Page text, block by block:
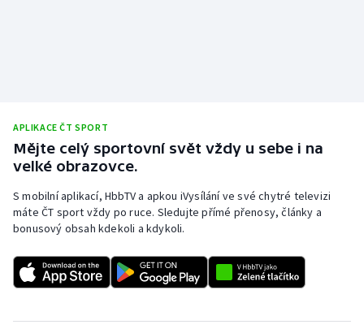
APLIKACE ČT SPORT
Mějte celý sportovní svět vždy u sebe i na
velké obrazovce.
S mobilní aplikací, HbbTV a apkou iVysílání ve své chytré televizi
máte ČT sport vždy po ruce. Sledujte přímé přenosy, články a
bonusový obsah kdekoli a kdykoli.